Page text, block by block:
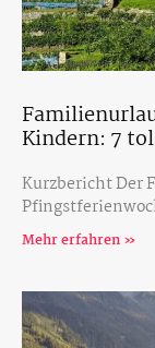
Kindern: 7
Kurzbericht Der
Mehr erfahren »